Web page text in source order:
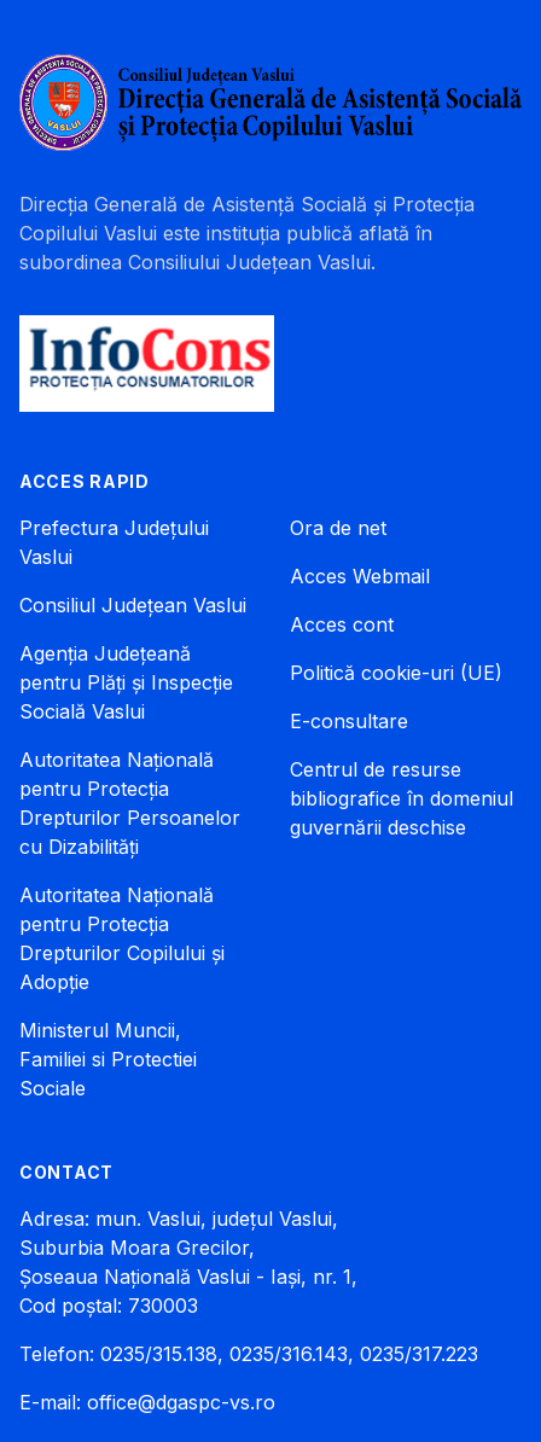
Direcția Generală de Asistență Socială și Protecția
Copilului Vaslui este instituția publică aflată în
subordinea Consiliului Județean Vaslui.
ACCES RAPID
Prefectura Județului
Vaslui
Consiliul Județean Vaslui
Agenția Județeană
pentru Plăți și Inspecție
Socială Vaslui
Autoritatea Națională
pentru Protecția
Drepturilor Persoanelor
cu Dizabilități
Autoritatea Națională
pentru Protecția
Drepturilor Copilului și
Adopție
Ministerul Muncii,
Familiei si Protectiei
Sociale
Ora de net
Acces Webmail
Acces cont
Politică cookie-uri (UE)
E-consultare
Centrul de resurse
bibliografice în domeniul
guvernării deschise
CONTACT
Adresa: mun. Vaslui, județul Vaslui,
Suburbia Moara Grecilor,
Șoseaua Națională Vaslui - Iași, nr. 1,
Cod poștal: 730003
Telefon: 0235/315.138, 0235/316.143, 0235/317.223
E-mail: office@dgaspc-vs.ro